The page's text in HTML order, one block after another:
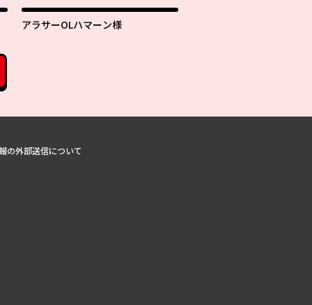
アラサーOLハマーン様
の外部送信について